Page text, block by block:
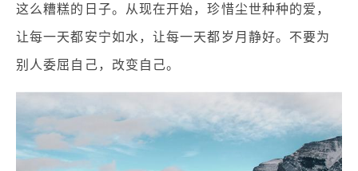
这么糟糕的日子。从现在开始，珍惜尘世种种的爱，
让每一天都安宁如水，让每一天都岁月静好。不要为
别人委屈自己，改变自己。